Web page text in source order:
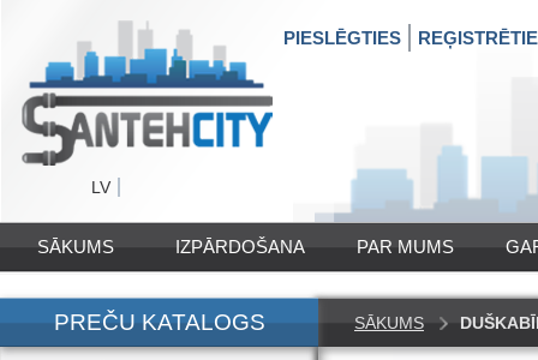
LV
PIESLĒGTIES
SĀKUMS IZPĀRDOŠANA PAR MUMS
PREČU KATALOGS SĀKUMS